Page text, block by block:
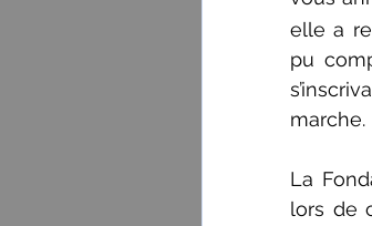
elle a
pu
marche.
La
lors de